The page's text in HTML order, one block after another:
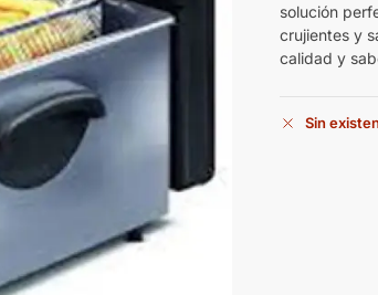
solución
crujientes y
calidad y
Sin